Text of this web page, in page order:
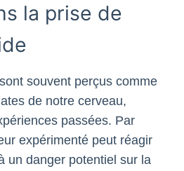
la prise de
souvent perçus comme
de notre cerveau,
passées. Par
expérimenté peut réagir
un danger potentiel sur la